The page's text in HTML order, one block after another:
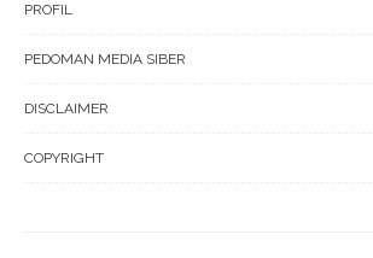
PROFIL
PEDOMAN MEDIA SIBER
DISCLAIMER
COPYRIGHT